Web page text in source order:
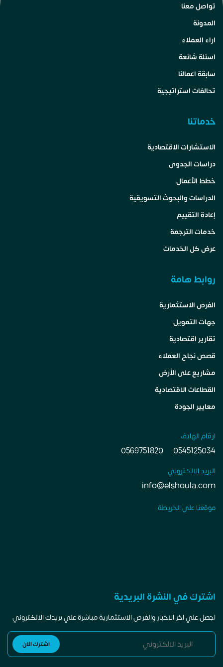
تواصل معنا
المدونة
اراء العملاء
اسئلة شائعة
سابقة اعمالنا
تحالفات استراتيجية
خدماتنا
الاستشارات الاقتصادية
دراسات الجدوى
خطط الأعمال
الدراسات والبحوث التسويقية
إعادة التقييم
خدمات الترجمة
عرض كل الخدمات
روابط هامة
الفرص الاستثمارية
جهات التمويل
تقارير اقتصادية
قصص نجاح العملاء
مشاريع على الأرض
القطاعات الاقتصادية
معايير الجودة
ارقام الهاتف
0545125034
0569751820
البريد الالكتروني
info@elshoula.com
موقعنا علي الخريطة
اشترك في النشرة البريدية
اجصل علي اخر الاخبار والفرص الاستثمارية مباشرة علي بريدك الالكتروني